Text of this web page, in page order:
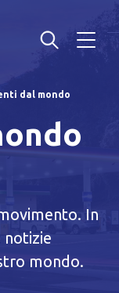
dal mondo
In
notizie
mondo.